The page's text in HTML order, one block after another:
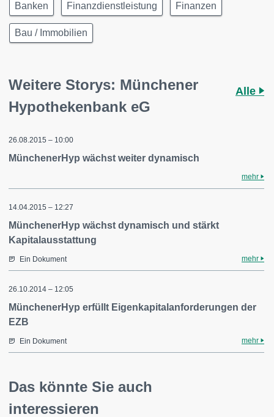
Banken Finanzdienstleistung Finanzen
Bau / Immobilien
Weitere Storys: Münchener
Hypothekenbank eG
Alle
26.08.2015 – 10:00
MünchenerHyp wächst weiter dynamisch
mehr
14.04.2015 – 12:27
MünchenerHyp wächst dynamisch und stärkt
Kapitalausstattung
Ein Dokument mehr
26.10.2014 – 12:05
MünchenerHyp erfüllt Eigenkapitalanforderungen der
EZB
Ein Dokument mehr
Das könnte Sie auch
interessieren